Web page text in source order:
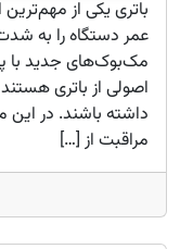
باتری یکی از
عمر دستگاه را به
اصولی از باتری
داشته باشند. در این
مراقبت از […]